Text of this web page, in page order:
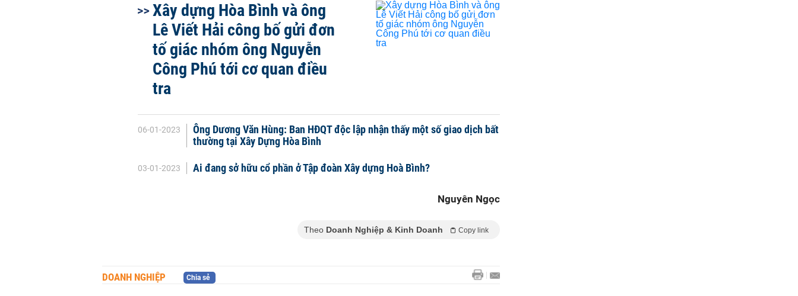
Xây dựng Hòa Bình và ông
Lê Viết Hải công bố gửi đơn
tố giác nhóm ông Nguyễn
Công Phú tới cơ quan điều
tra
06-01-2023
Ông Dương Văn Hùng: Ban HĐQT độc lập nhận thấy một số giao dịch bất
thường tại Xây Dựng Hòa Bình
03-01-2023 Ai đang sở hữu cổ phần ở Tập đoàn Xây dựng Hoà Bình?
Nguyên Ngọc
Theo Doanh Nghiệp & Kinh Doanh Copy link
DOANH NGHIỆP Chia sẻ